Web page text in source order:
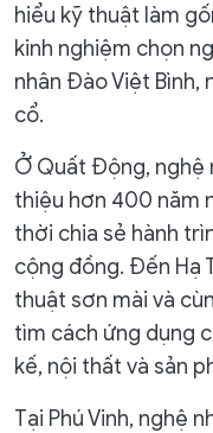
hiểu kỹ thuật làm
kinh nghiệm chọn
nhân Đào Việt Bình,
cổ.
Ở Quất Động, nghệ
thiệu hơn 400 năm
thời chia sẻ hành
cộng đồng. Đến Hạ
thuật sơn mài và
tìm cách ứng dụng
kế, nội thất và sản
Tại Phú Vinh, nghệ